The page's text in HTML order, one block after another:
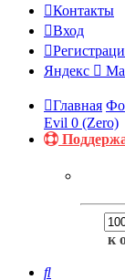
Контакты
Вход
Яндекс
Главная
Evil 0 (Zero)
к
Поиск